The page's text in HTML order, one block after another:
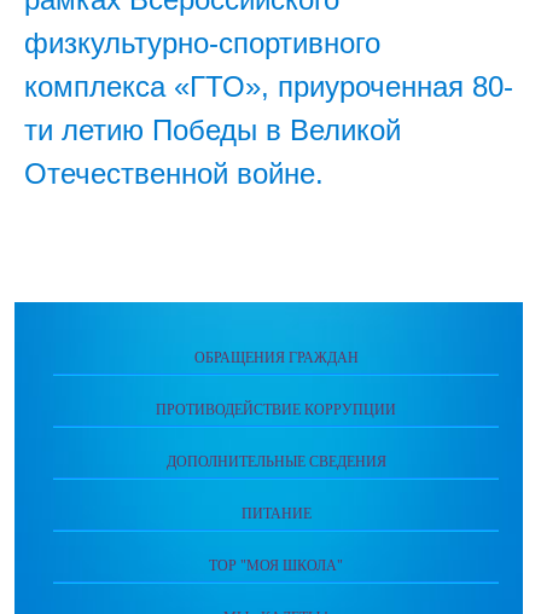
физкультурно-спортивного
комплекса «ГТО», приуроченная 80-
ти летию Победы в Великой
Отечественной войне.
ОБРАЩЕНИЯ ГРАЖДАН
ПРОТИВОДЕЙСТВИЕ КОРРУПЦИИ
ДОПОЛНИТЕЛЬНЫЕ СВЕДЕНИЯ
ПИТАНИЕ
ТОР "МОЯ ШКОЛА"